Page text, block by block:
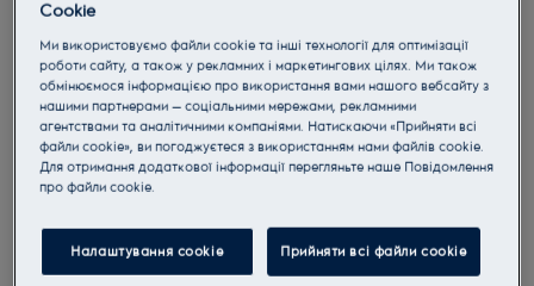
Cookie
Ми використовуємо файли cookie та інші технології для оптимізації
роботи сайту, а також у рекламних і маркетингових цілях. Ми також
обмінюємося інформацією про використання вами нашого вебсайту з
нашими партнерами — соціальними мережами, рекламними
агентствами та аналітичними компаніями. Натискаючи «Прийняти всі
файли cookie», ви погоджуєтеся з використанням нами файлів cookie.
Для отримання додаткової інформації перегляньте наше Пoвідомлення
прo файли cookie.
Налаштування cookie Прийняти всі файли сookie